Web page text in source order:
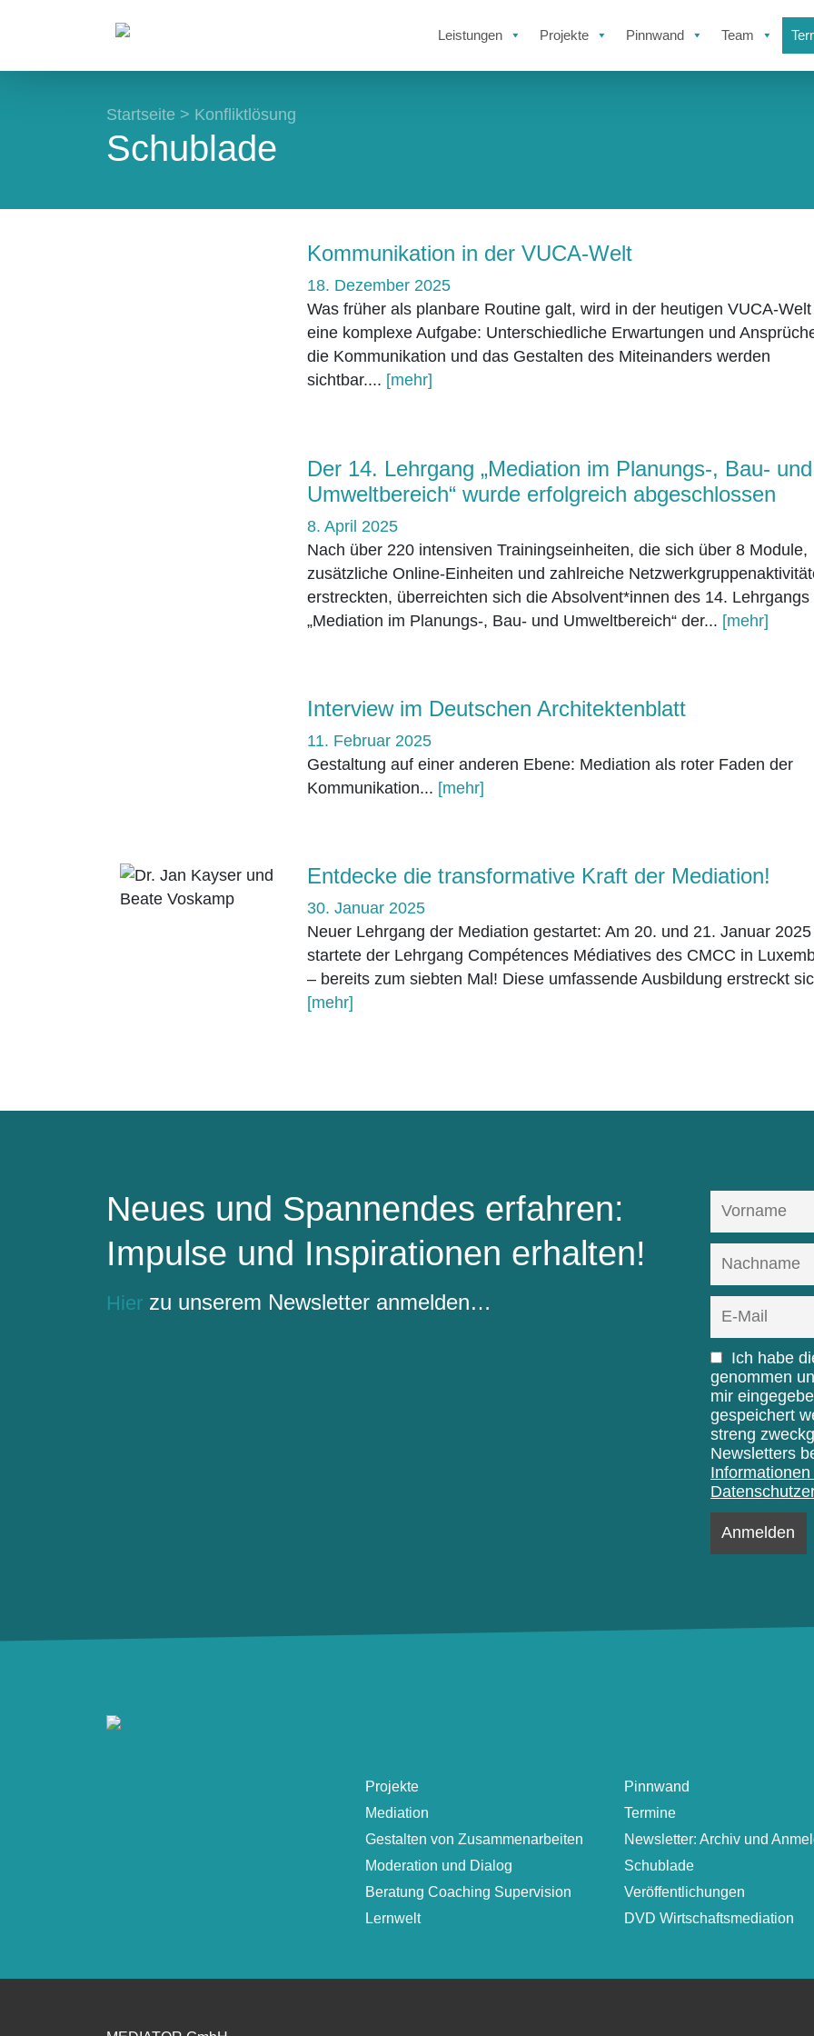
Leistungen Projekte Pinnwand Team
Startseite > Konfliktlösung
Schublade
Kommunikation in der VUCA-Welt
18. Dezember 2025
Was früher als planbare Routine galt, wird in der heutigen VUCA-Welt
eine komplexe Aufgabe: Unterschiedliche Erwartungen und
die Kommunikation und das Gestalten des Miteinanders werden
sichtbar.... [mehr]
Der 14. Lehrgang „Mediation im Planungs-, Bau- und
Umweltbereich“ wurde erfolgreich abgeschlossen
8. April 2025
Nach über 220 intensiven Trainingseinheiten, die sich über 8 Module,
zusätzliche Online-Einheiten und zahlreiche
erstreckten, überreichten sich die Absolvent*innen des 14. Lehrgangs
„Mediation im Planungs-, Bau- und Umweltbereich“ der... [mehr]
Interview im Deutschen Architektenblatt
11. Februar 2025
Gestaltung auf einer anderen Ebene: Mediation als roter Faden der
Kommunikation... [mehr]
Entdecke die transformative Kraft der Mediation!
30. Januar 2025
Neuer Lehrgang der Mediation gestartet: Am 20. und 21. Januar 2025
startete der Lehrgang Compétences Médiatives des CMCC in
– bereits zum siebten Mal! Diese umfassende Ausbildung erstreckt
[mehr]
Neues und Spannendes erfahren:
Impulse und Inspirationen erhalten!
Hier zu unserem Newsletter anmelden…
Ich habe
genommen
mir
gespeichert
streng
Newsletters
Projekte
Mediation
Gestalten von Zusammenarbeiten
Moderation und Dialog
Beratung Coaching Supervision
Lernwelt
Pinnwand
Termine
Newsletter: Archiv und
Schublade
Veröffentlichungen
DVD Wirtschaftsmediation